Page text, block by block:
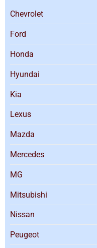
Chevrolet
Ford
Honda
Hyundai
Kia
Lexus
Mazda
Mercedes
MG
Mitsubishi
Nissan
Peugeot